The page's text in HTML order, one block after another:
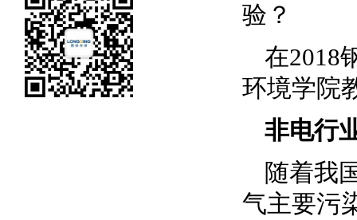
验？
在2018
环境学院
非电行
随着我
气主要污